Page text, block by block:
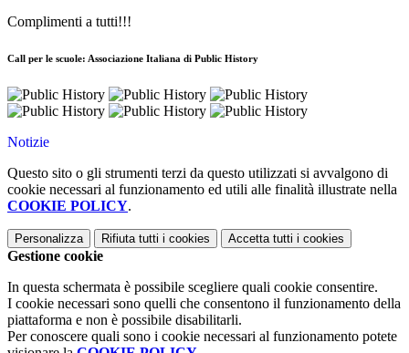
Complimenti a tutti!!!
Call per le scuole: Associazione Italiana di Public History
Notizie
Questo sito o gli strumenti terzi da questo utilizzati si avvalgono di
cookie necessari al funzionamento ed utili alle finalità illustrate nella
COOKIE POLICY.
Personalizza Rifiuta tutti i cookies Accetta tutti i cookies
Gestione cookie
In questa schermata è possibile scegliere quali cookie consentire.
I cookie necessari sono quelli che consentono il funzionamento della
piattaforma e non è possibile disabilitarli.
Per conoscere quali sono i cookie necessari al funzionamento potete